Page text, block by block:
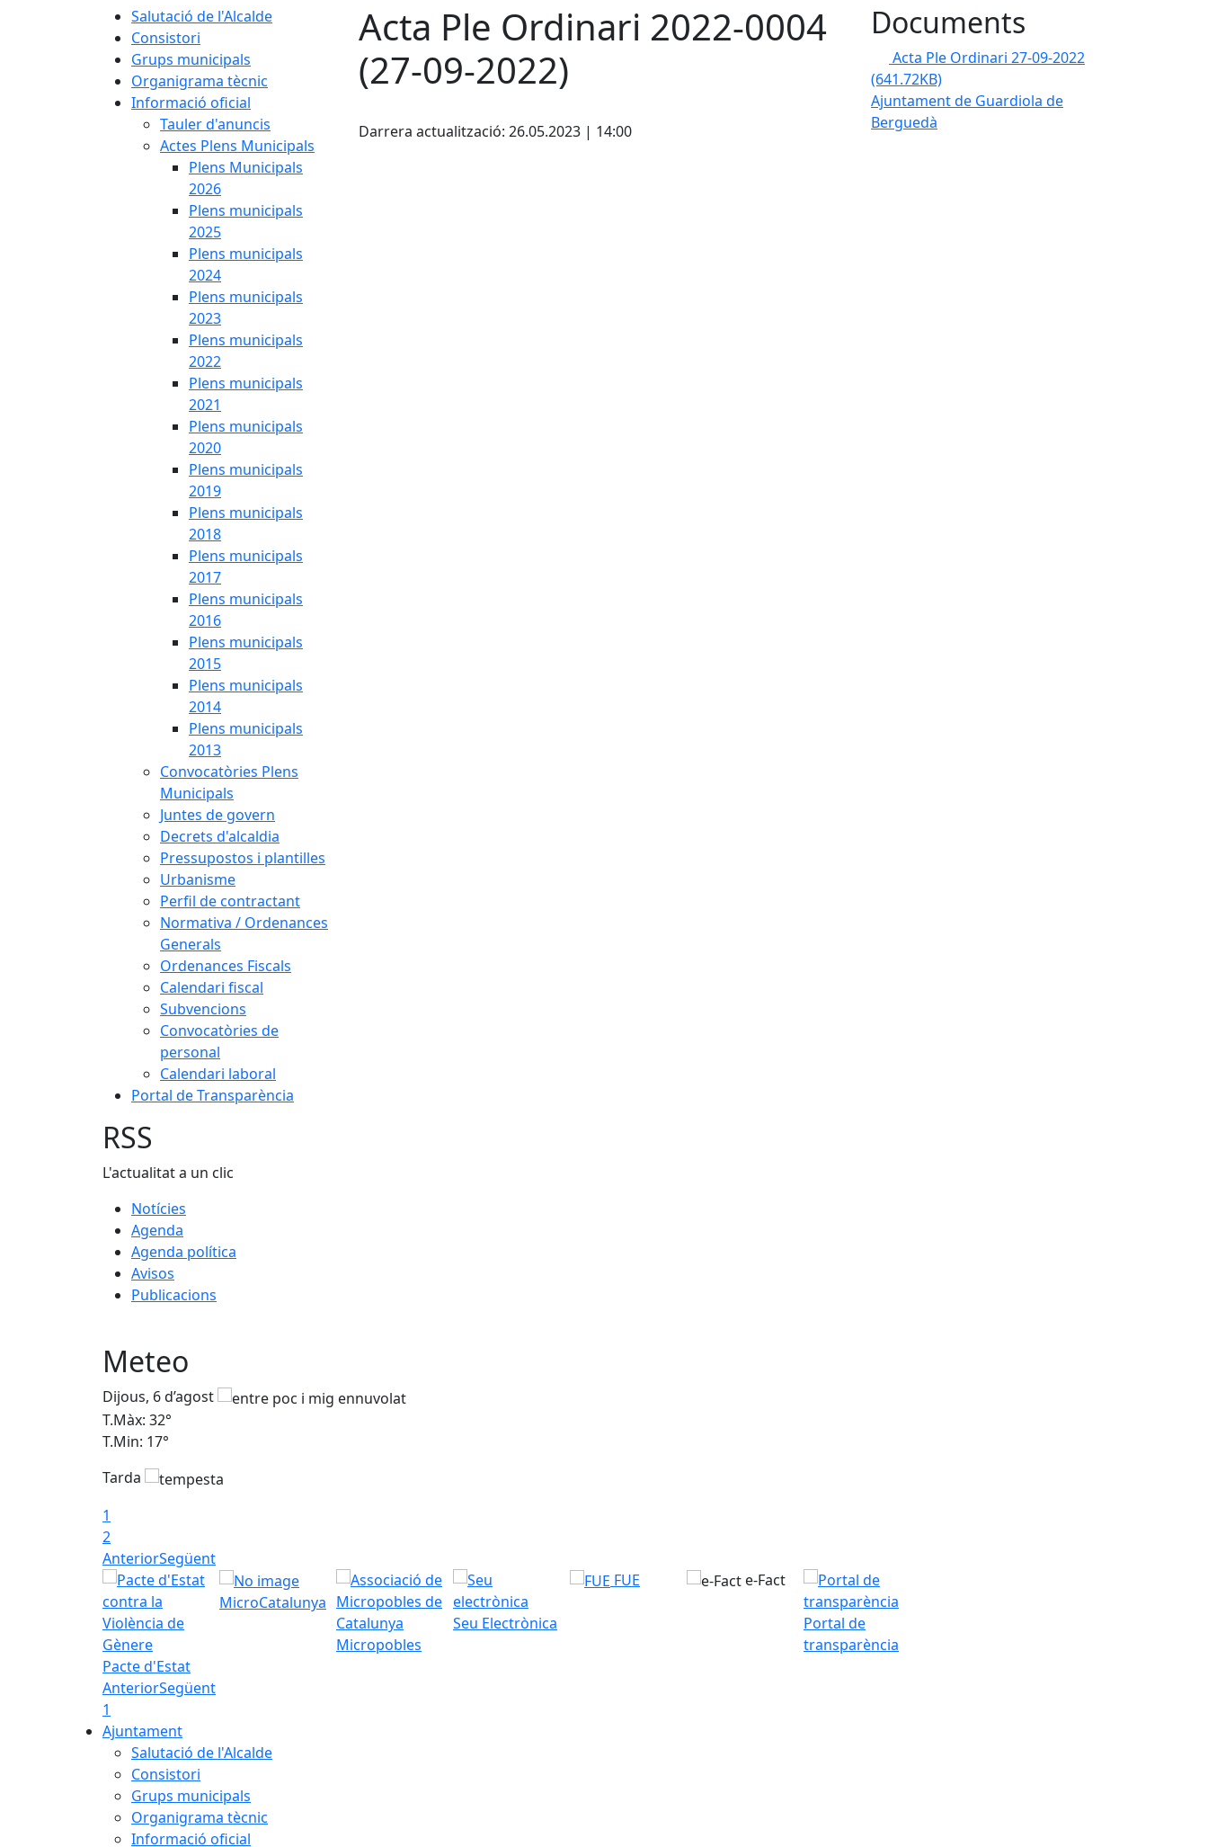
Salutació de l'Alcalde
Consistori
Grups municipals
Organigrama tècnic
Informació oficial
Tauler d'anuncis
Actes Plens Municipals
Plens Municipals
2026
Plens municipals
2025
Plens municipals
2024
Plens municipals
2023
Plens municipals
2022
Plens municipals
2021
Plens municipals
2020
Plens municipals
2019
Plens municipals
2018
Plens municipals
2017
Plens municipals
2016
Plens municipals
2015
Plens municipals
2014
Plens municipals
2013
Convocatòries Plens
Municipals
Juntes de govern
Decrets d'alcaldia
Pressupostos i plantilles
Urbanisme
Perfil de contractant
Normativa / Ordenances
Generals
Ordenances Fiscals
Calendari fiscal
Subvencions
Convocatòries de
personal
Calendari laboral
Portal de Transparència
Acta Ple Ordinari 2022-0004
(27-09-2022)
Darrera actualització: 26.05.2023 | 14:00
Documents
Acta Ple Ordinari 27-09-2022
(641.72KB)
Ajuntament de Guardiola de
Berguedà
RSS
L'actualitat a un clic
Notícies
Agenda
Agenda política
Avisos
Publicacions
Meteo
Dijous, 6 d’agost
T.Màx: 32°
T.Min: 17°
Tarda
1
2
AnteriorSegüent
Pacte d'Estat
MicroCatalunya
Micropobles
Seu Electrònica
FUE e-Fact
Portal de
transparència
AnteriorSegüent
1
Ajuntament
Salutació de l'Alcalde
Consistori
Grups municipals
Organigrama tècnic
Informació oficial